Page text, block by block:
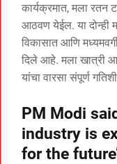
कार्यक्रमात, मला रतन
आठवण येईल. या दोन्ही
विकासात आणि
दिले आहे. मला खात्री
यांचा वारसा संपूर्ण
PM Modi
industry is
for the